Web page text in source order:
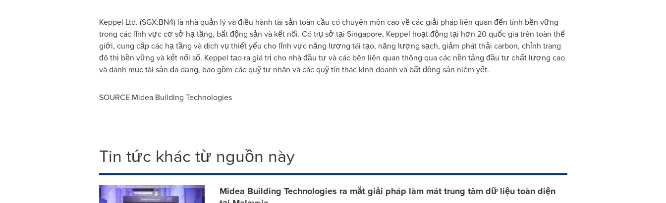
Keppel Ltd. (SGX:BN4) là nhà quản lý và điều hành tài sản toàn cầu có chuyên môn cao về các giải pháp liên quan đến tính bền vững
trong các lĩnh vực cơ sở hạ tầng, bất động sản và kết nối. Có trụ sở tại Singapore, Keppel hoạt động tại hơn 20 quốc gia trên toàn thế
giới, cung cấp các hạ tầng và dịch vụ thiết yếu cho lĩnh vực năng lượng tái tạo, năng lượng sạch, giảm phát thải carbon, chỉnh trang
đô thị bền vững và kết nối số. Keppel tạo ra giá trị cho nhà đầu tư và các bên liên quan thông qua các nền tảng đầu tư chất lượng cao
và danh mục tài sản đa dạng, bao gồm các quỹ tư nhân và các quỹ tín thác kinh doanh và bất động sản niêm yết.
SOURCE Midea Building Technologies
Tin tức khác từ nguồn này
Midea Building Technologies ra mắt giải pháp làm mát trung tâm dữ liệu toàn diện